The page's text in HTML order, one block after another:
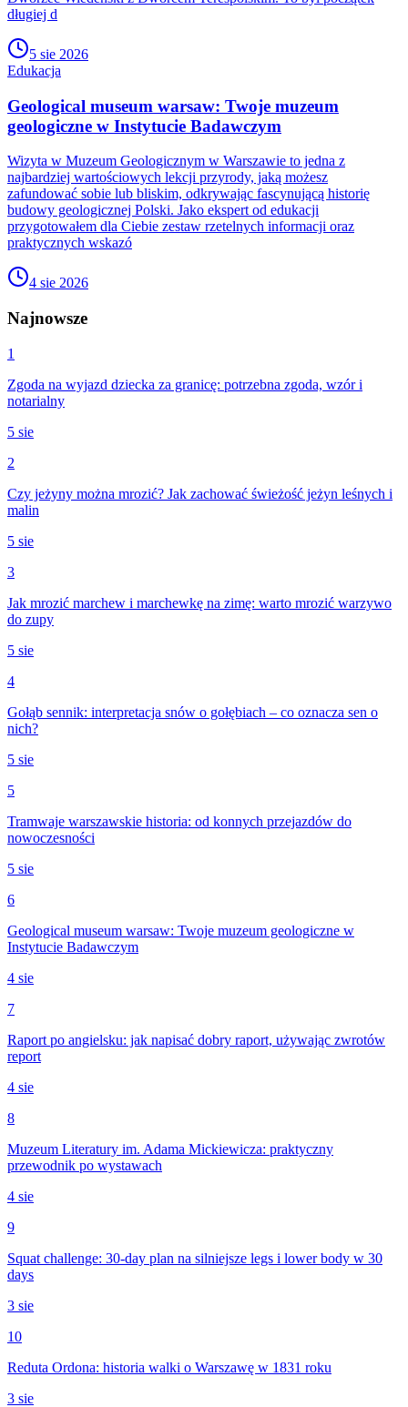
długiej d
5 sie 2026
Edukacja
Geological museum warsaw: Twoje muzeum
geologiczne w Instytucie Badawczym
Wizyta w Muzeum Geologicznym w Warszawie to jedna z
najbardziej wartościowych lekcji przyrody, jaką możesz
zafundować sobie lub bliskim, odkrywając fascynującą historię
budowy geologicznej Polski. Jako ekspert od edukacji
przygotowałem dla Ciebie zestaw rzetelnych informacji oraz
praktycznych wskazó
4 sie 2026
Najnowsze
1
Zgoda na wyjazd dziecka za granicę: potrzebna zgoda, wzór i
notarialny
5 sie
2
Czy jeżyny można mrozić? Jak zachować świeżość jeżyn leśnych i
malin
5 sie
3
Jak mrozić marchew i marchewkę na zimę: warto mrozić warzywo
do zupy
5 sie
4
Gołąb sennik: interpretacja snów o gołębiach – co oznacza sen o
nich?
5 sie
5
Tramwaje warszawskie historia: od konnych przejazdów do
nowoczesności
5 sie
6
Geological museum warsaw: Twoje muzeum geologiczne w
Instytucie Badawczym
4 sie
7
Raport po angielsku: jak napisać dobry raport, używając zwrotów
report
4 sie
8
Muzeum Literatury im. Adama Mickiewicza: praktyczny
przewodnik po wystawach
4 sie
9
Squat challenge: 30-day plan na silniejsze legs i lower body w 30
days
3 sie
10
Reduta Ordona: historia walki o Warszawę w 1831 roku
3 sie